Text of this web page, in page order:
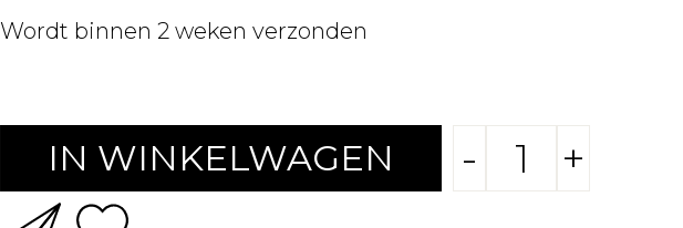
Wordt binnen 2 weken verzonden
IN WINKELWAGEN - +